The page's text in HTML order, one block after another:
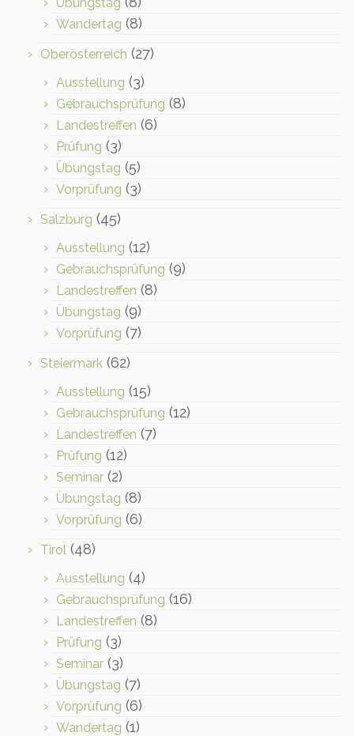
Wandertag (8)
Oberösterreich (27)
Ausstellung (3)
Gebrauchsprüfung (8)
Landestreffen (6)
Prüfung (3)
Übungstag (5)
Vorprüfung (3)
Salzburg (45)
Ausstellung (12)
Gebrauchsprüfung (9)
Landestreffen (8)
Übungstag (9)
Vorprüfung (7)
Steiermark (62)
Ausstellung (15)
Gebrauchsprüfung (12)
Landestreffen (7)
Prüfung (12)
Seminar (2)
Übungstag (8)
Vorprüfung (6)
Tirol (48)
Ausstellung (4)
Gebrauchsprüfung (16)
Landestreffen (8)
Prüfung (3)
Seminar (3)
Übungstag (7)
Vorprüfung (6)
Wandertag (1)